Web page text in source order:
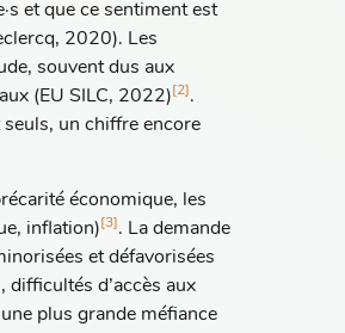
et que ce sentiment est
2020). Les
souvent dus aux
(EU SILC, 2022) [2] .
un chiffre encore
économique, les
inflation)[3]. La demande
et défavorisées
d’accès aux
plus grande méfiance